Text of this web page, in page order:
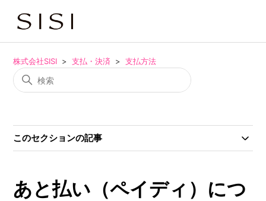
株式会社SISI 支払・決済 支払方法
このセクションの記事
あと払い（ペイディ）につ